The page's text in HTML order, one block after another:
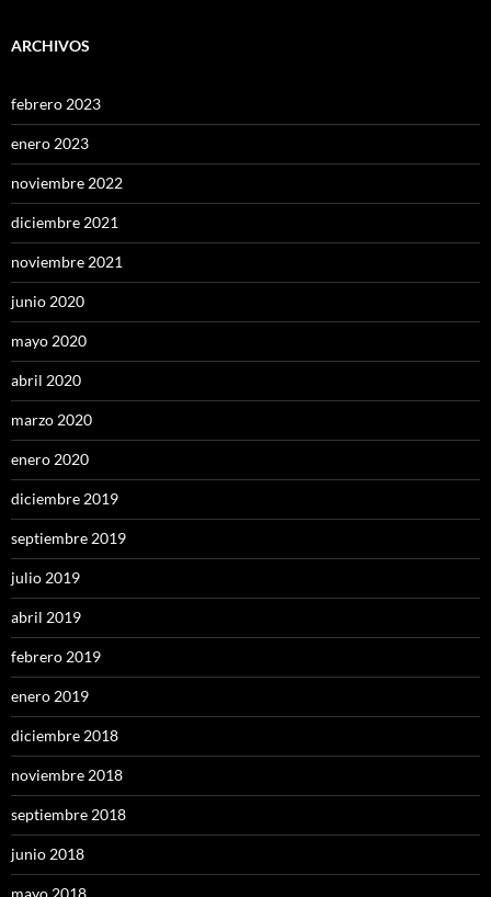
ARCHIVOS
febrero 2023
enero 2023
noviembre 2022
diciembre 2021
noviembre 2021
junio 2020
mayo 2020
abril 2020
marzo 2020
enero 2020
diciembre 2019
septiembre 2019
julio 2019
abril 2019
febrero 2019
enero 2019
diciembre 2018
noviembre 2018
septiembre 2018
junio 2018
mayo 2018